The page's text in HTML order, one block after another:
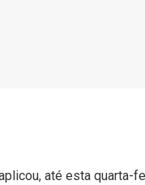
até esta quarta-